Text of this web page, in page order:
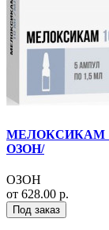
МЕЛОКСИКАМ
ОЗОН/
ОЗОН
от 628.00 р.
Под заказ